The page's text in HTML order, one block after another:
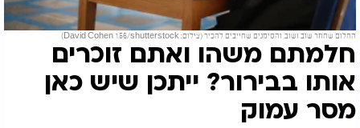
החלום שחוזר שוב ושוב, והסימנים שחייבים להכיר (צילום: David Cohen 156/shutterstock)
חלמתם משהו ואתם זוכרים
אותו בבירור? ייתכן שיש כאן
מסר עמוק